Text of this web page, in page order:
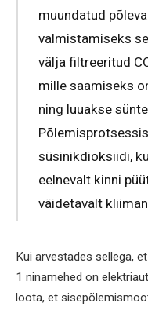
muundatud
valmistamiseks
välja filtreeritud
mille saamiseks
ning luuakse
süsinikdioksiidi,
eelnevalt kinni
väidetavalt
Kui arvestades sellega,
1 ninamehed on
loota, et